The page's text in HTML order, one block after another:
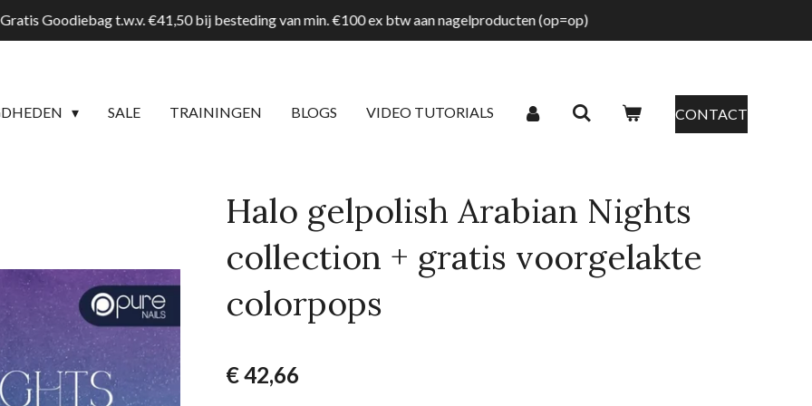
Goodiebag t.w.v. €41,50 bij besteding van min. €100 ex btw aan nagelproducten (op=op)
SALE TRAININGEN BLOGS VIDEO TUTORIALS CONTACT
Halo gelpolish Arabian Nights
collection + gratis voorgelakte
colorpops
€ 42,66